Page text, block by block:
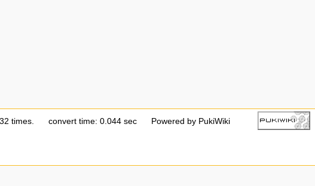
times. convert time: 0.044 sec
Powered by PukiWiki